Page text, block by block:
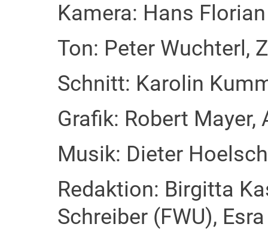
Kamera: Hans
Ton: Peter Wuchterl,
Schnitt: Karolin
Grafik: Robert Mayer,
Musik: Dieter Hoelsch
Redaktion: Birgitta
Schreiber (FWU),